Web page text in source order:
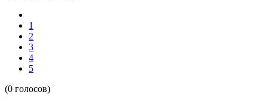
1
2
3
4
5
(0 голосов)